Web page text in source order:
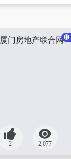
2 2,077